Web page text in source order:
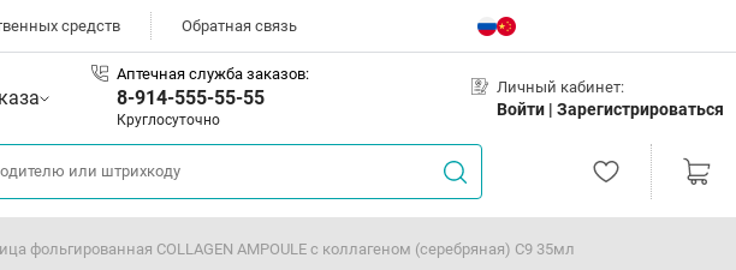
средств Обратная связь
Аптечная служба заказов:
8-914-555-55-55
Круглосуточно
Личный кабинет:
Войти | Зарегистрироваться
COLLAGEN AMPOULE с коллагеном (серебряная) С9 35мл